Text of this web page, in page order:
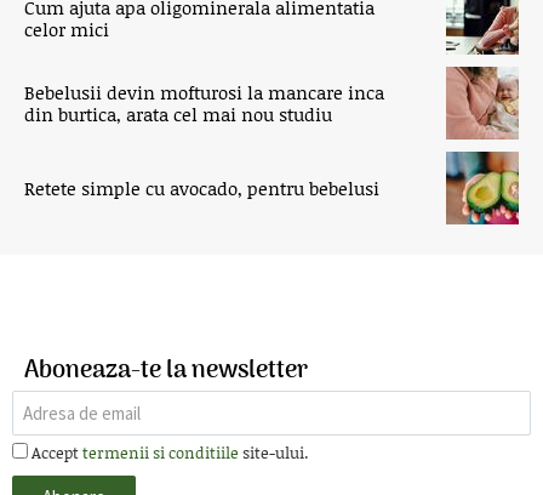
Cum ajuta apa oligominerala alimentatia
celor mici
Bebelusii devin mofturosi la mancare inca
din burtica, arata cel mai nou studiu
Retete simple cu avocado, pentru bebelusi
Aboneaza-te la newsletter
Accepttermenii si conditiile site-ului.